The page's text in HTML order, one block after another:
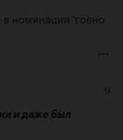
номинации 'говно
9
и даже был